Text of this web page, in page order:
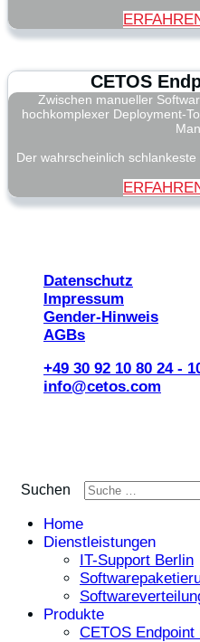
CETOS
Zwischen manueller
hochkomplexer Deployment-
Der wahrscheinlich
Datenschutz
Impressum
Gender-Hinweis
AGBs
+49 30 92 10 80 24 -
info@cetos.com
Suchen
Home
Dienstleistungen
IT-Support Berlin
Produkte
CETOS Endpoint